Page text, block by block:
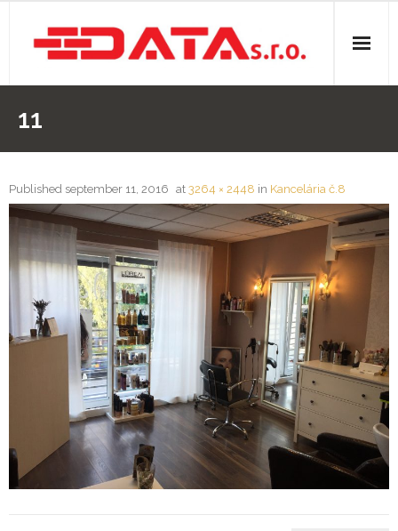
- Elektroinštalácie
- Izolácie
- Kúpeľne
- Rezanie panelov
- Sádrokartóny
- Voda, odpady, kúrenie
- Zámkové dlažby
- Rekonštrukcie bytových a nebytových priestorov
11
Published september 11, 2016 at 3264 × 2448 in Kancelária č.8